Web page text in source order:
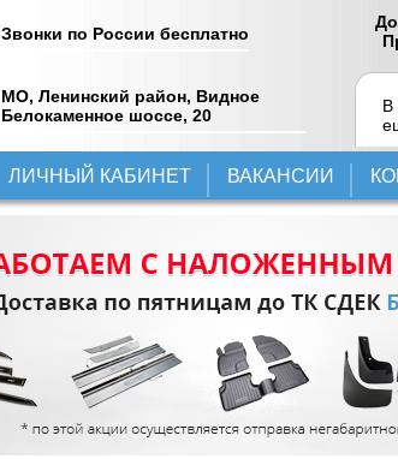
Звонки по России бесплатно
МО, Ленинский район, Видное
Белокаменное шоссе, 20
В
ЛИЧНЫЙ КАБИНЕТ ВАКАНСИИ